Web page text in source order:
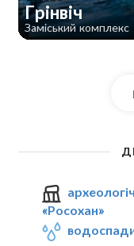
Грінвіч
Заміський комплекс
«Росохан»